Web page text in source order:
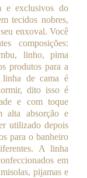
e exclusivos do
tecidos nobres,
enxoval. Você
composições:
linho, pima
produtos para a
de cama é
dito isso é
e com toque
alta absorção e
utilizado depois
para o banheiro
A linha
em
pijamas e